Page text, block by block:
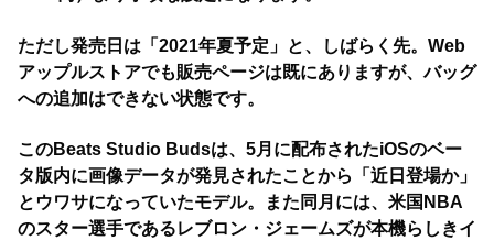
ただし発売日は「2021年夏予定」と、しばらく先。Web
アップルストアでも販売ページは既にありますが、バッグ
への追加はできない状態です。
このBeats Studio Budsは、5月に配布されたiOSのベー
タ版内に画像データが発見されたことから「近日登場か」
とウワサになっていたモデル。また同月には、米国NBA
のスター選手であるレブロン・ジェームズが本機らしきイ